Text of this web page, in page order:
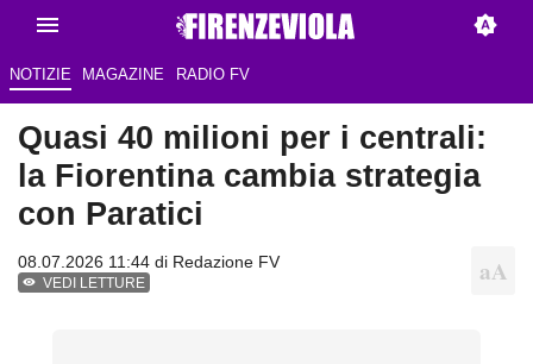
NOTIZIE MAGAZINE RADIO FV
Quasi 40 milioni per i centrali:
la Fiorentina cambia strategia
con Paratici
08.07.2026 11:44 di Redazione FV
VEDI LETTURE